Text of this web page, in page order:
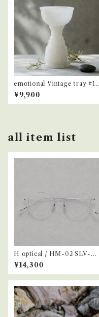
emotional Vintage tray #12
4
¥9,900
all item list
H optical / HM-02 SLV-CL
R
¥14,300